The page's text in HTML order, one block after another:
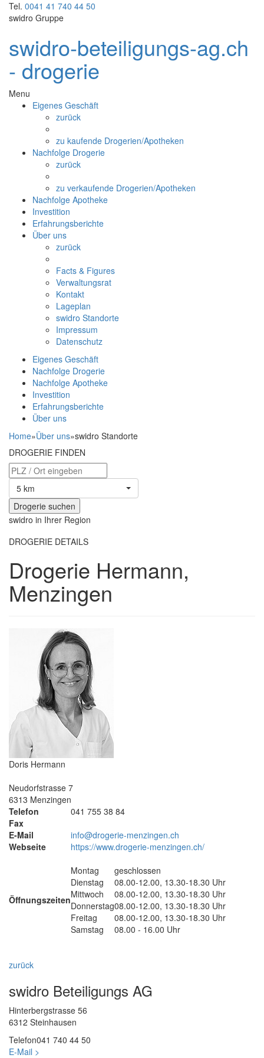
Tel. 0041 41 740 44 50
swidro Gruppe
swidro-beteiligungs-ag.ch
- drogerie
Menu
Eigenes Geschäft
zurück
zu kaufende Drogerien/Apotheken
Nachfolge Drogerie
zurück
zu verkaufende Drogerien/Apotheken
Nachfolge Apotheke
Investition
Erfahrungsberichte
Über uns
zurück
Facts & Figures
Verwaltungsrat
Kontakt
Lageplan
swidro Standorte
Impressum
Datenschutz
Eigenes Geschäft
Nachfolge Drogerie
Nachfolge Apotheke
Investition
Erfahrungsberichte
Über uns
Home»Über uns»swidro Standorte
DROGERIE FINDEN
5 km
swidro in Ihrer Region
DROGERIE DETAILS
Drogerie Hermann,
Menzingen
Doris Hermann
Neudorfstrasse 7
6313 Menzingen
Telefon
041 755 38 84
Fax
E-Mail
info@drogerie-menzingen.ch
Webseite
https://www.drogerie-menzingen.ch/
Öffnungszeiten
Montag
geschlossen
Dienstag
08.00-12.00, 13.30-18.30 Uhr
Mittwoch
08.00-12.00, 13.30-18.30 Uhr
Donnerstag08.00-12.00, 13.30-18.30 Uhr
Freitag
08.00-12.00, 13.30-18.30 Uhr
Samstag
08.00 - 16.00 Uhr
zurück
swidro Beteiligungs AG
Hinterbergstrasse 56
6312 Steinhausen
Telefon041 740 44 50
E-Mail >